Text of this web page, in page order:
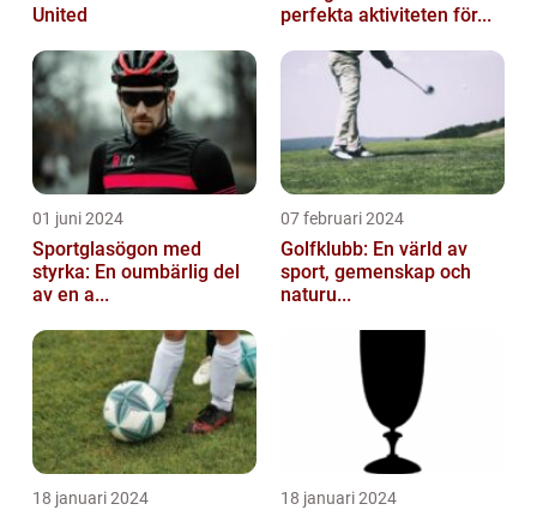
United
perfekta aktiviteten för...
01 juni 2024
Sportglasögon med
styrka: En oumbärlig del
av en a...
07 februari 2024
Golfklubb: En värld av
sport, gemenskap och
naturu...
18 januari 2024 18 januari 2024